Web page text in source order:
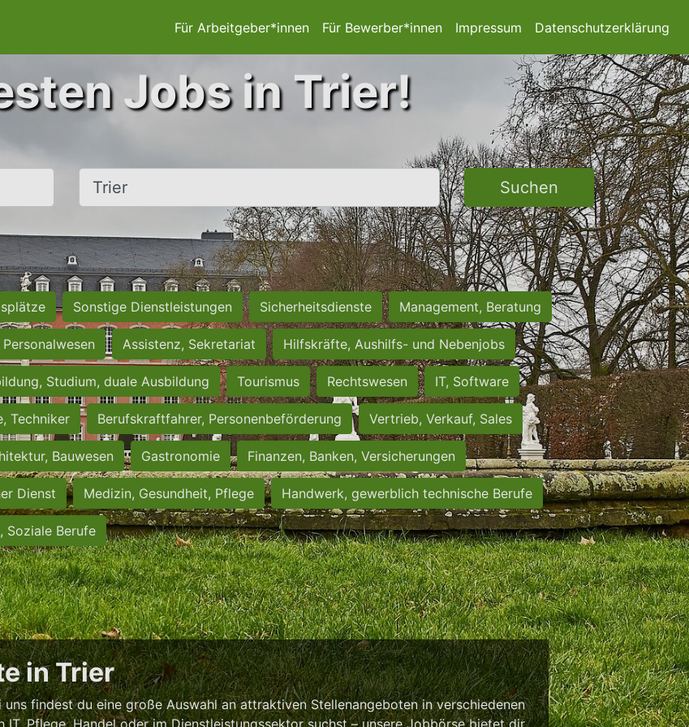
Für Arbeitgeber*innen Für Bewerber*innen Impressum Datenschutzerklärung
Jobs in Trier!
Ort, Stadt Suchen
Sonstige Dienstleistungen Sicherheitsdienste Management, Beratung
Personalwesen Assistenz, Sekretariat Hilfskräfte, Aushilfs- und Nebenjobs
Studium, duale Ausbildung Tourismus Rechtswesen IT, Software
Techniker Berufskraftfahrer, Personenbeförderung Vertrieb, Verkauf, Sales
Bauwesen Gastronomie Finanzen, Banken, Versicherungen
Dienst Medizin, Gesundheit, Pflege Handwerk, gewerblich technische Berufe
Soziale Berufe
in Trier
findest du eine große Auswahl an attraktiven Stellenangeboten in verschiedenen